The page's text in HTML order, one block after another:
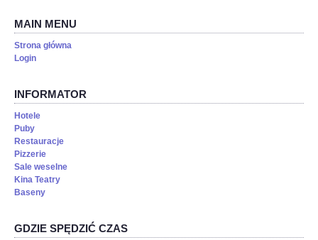
MAIN MENU
Strona główna
Login
INFORMATOR
Hotele
Puby
Restauracje
Pizzerie
Sale weselne
Kina Teatry
Baseny
GDZIE SPĘDZIĆ CZAS